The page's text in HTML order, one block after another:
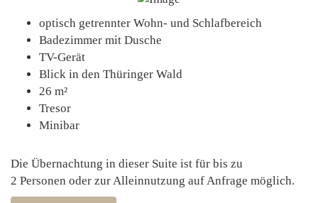
optisch getrennter Wohn- und Schlafbereich
Badezimmer mit Dusche
TV-Gerät
Blick in den Thüringer Wald
26 m²
Tresor
Minibar
Die Übernachtung in dieser Suite ist für bis zu
2 Personen oder zur Alleinnutzung auf Anfrage möglich.